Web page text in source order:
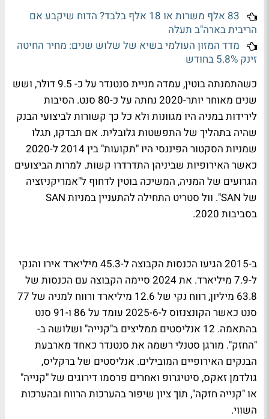
83 אלף משרות או 18 אלף בלבד? הדוח שיקבע אם
הריבית בארה"ב תעלה
מדד המזון העולמי בשיא של שלוש שנים: מחיר החיטה
זינק 5.8% בחודש
כשהתמנתה בוטין, עמדה מניית סנטנדר על כ- 9.5 דולר, ושש
שנים מאוחר יותר-2020 נחתה על כ-80 סנט. הסיבות
לירידות במניה היו מגוונות ולא כל כך קשורות לביצועי הבנק
שהיה בתהליך של התפשטות גלובלית. אם תבדקו, תגלו
שמניות הסקטור הפיננסי היו "תקועות" בין 2014 ל-2020
כאשר האירופיות שביניהן התדרדרו קשות. למרות הביצועים
הגרועים של המניה, המשיכה בוטין לדחוף ל"אמריקניזציה
של SAN". וול סטריט התחילה להתעניין במניות SAN
בסביבות 2020.
ב-2015 הגיעו הכנסות הקבוצה ל-45.3 מיליארד אירו והנקי
ל-7.9 מיליארד. את 2024 סיימה הקבוצה עם הכנסות של
63.8 מיליון, רווח נקי של 12.6 מיליארד ורווח למניה של 77
סנט כאשר הקונצנזוס ל-2025-6 עומד על 86 ו-91 סנט
בהתאמה. 12 אנליסטים ממליצים ב"קנייה" ושלושה ב-
"החזק". מורגן סטנלי רשמה את סנטנדר כאחד מארבעת
הבנקים האירופיים המובילים. אנליסטים של ברקליס,
גולדמן זאקס, סיטיגרופ ואחרים פרסמו דירוגים של "קנייה"
או "קנייה חזקה", תוך ציון שיפור בהערכות הרווח ובהערכות
השווי.